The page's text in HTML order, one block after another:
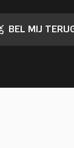
BEL MIJ